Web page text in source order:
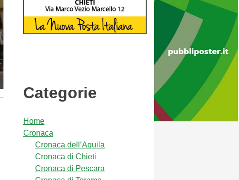
Categorie
Home
Cronaca
Cronaca dell’Aquila
Cronaca di Chieti
Cronaca di Pescara